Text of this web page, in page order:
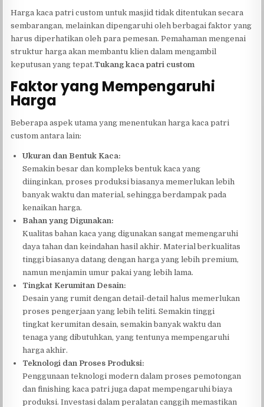
Harga kaca patri custom untuk masjid tidak ditentukan secara
sembarangan, melainkan dipengaruhi oleh berbagai faktor yang
harus diperhatikan oleh para pemesan. Pemahaman mengenai
struktur harga akan membantu klien dalam mengambil
keputusan yang tepat.Tukang kaca patri custom
Faktor yang Mempengaruhi
Harga
Beberapa aspek utama yang menentukan harga kaca patri
custom antara lain:
Ukuran dan Bentuk Kaca:
Semakin besar dan kompleks bentuk kaca yang
diinginkan, proses produksi biasanya memerlukan lebih
banyak waktu dan material, sehingga berdampak pada
kenaikan harga.
Bahan yang Digunakan:
Kualitas bahan kaca yang digunakan sangat memengaruhi
daya tahan dan keindahan hasil akhir. Material berkualitas
tinggi biasanya datang dengan harga yang lebih premium,
namun menjamin umur pakai yang lebih lama.
Tingkat Kerumitan Desain:
Desain yang rumit dengan detail-detail halus memerlukan
proses pengerjaan yang lebih teliti. Semakin tinggi
tingkat kerumitan desain, semakin banyak waktu dan
tenaga yang dibutuhkan, yang tentunya mempengaruhi
harga akhir.
Teknologi dan Proses Produksi:
Penggunaan teknologi modern dalam proses pemotongan
dan finishing kaca patri juga dapat mempengaruhi biaya
produksi. Investasi dalam peralatan canggih memastikan